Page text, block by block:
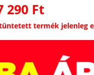
290 Ft
termék jelenleg